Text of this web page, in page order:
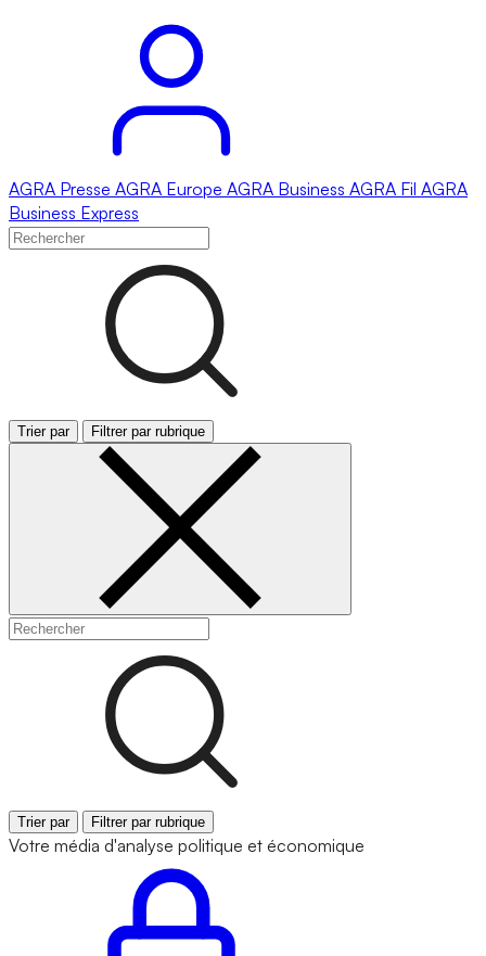
AGRA Presse AGRA Europe AGRA Business AGRA Fil AGRA
Business Express
Trier par Filtrer par rubrique
Trier par Filtrer par rubrique
Votre média d'analyse politique et économique